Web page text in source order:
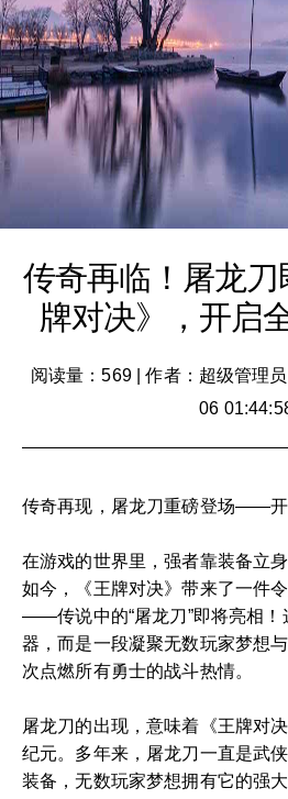
传奇再临！屠龙
牌对决》，开启
阅读量：569|作者：超级管理员
06
传奇再现，屠龙刀重磅登场——
在游戏的世界里，强者靠装备立
如今，《王牌对决》带来了一件
——传说中的“屠龙刀”即将亮相！
器，而是一段凝聚无数玩家梦想
次点燃所有勇士的战斗热情。
屠龙刀的出现，意味着《王牌对
纪元。多年来，屠龙刀一直是武
装备，无数玩家梦想拥有它的强